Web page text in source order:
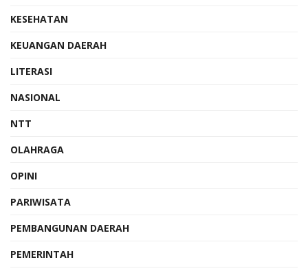
KESEHATAN
KEUANGAN DAERAH
LITERASI
NASIONAL
NTT
OLAHRAGA
OPINI
PARIWISATA
PEMBANGUNAN DAERAH
PEMERINTAH